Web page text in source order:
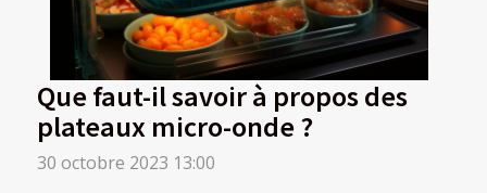
Que faut-il savoir à propos des
plateaux micro-onde ?
30 octobre 2023 13:00